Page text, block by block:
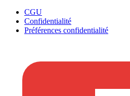
CGU
Confidentialité
Préférences confidentialité